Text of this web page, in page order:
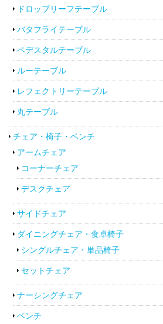
ドロップリーフテーブル
バタフライテーブル
ペデスタルテーブル
ルーテーブル
レフェクトリーテーブル
丸テーブル
チェア・椅子・ベンチ
アームチェア
コーナーチェア
デスクチェア
サイドチェア
ダイニングチェア・食卓椅子
シングルチェア・単品椅子
セットチェア
ナーシングチェア
ベンチ